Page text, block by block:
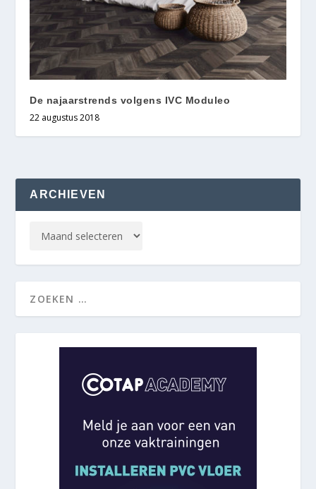
De najaarstrends volgens IVC Moduleo
22 augustus 2018
ARCHIEVEN